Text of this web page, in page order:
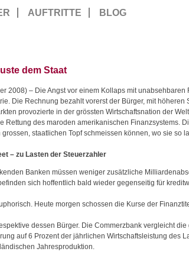
AUFTRITTE BLOG
dem Staat
2008) – Die Angst vor einem Kollaps mit
Die Rechnung bezahlt vorerst der Bürger, mit höheren
provozierte in der grössten Wirtschaftsnation der
Rettung des maroden amerikanischen Finanzsystems.
staatlichen Topf schmeissen können, wo sie so
– zu Lasten der Steuerzahler
Banken müssen weniger zusätzliche
sich hoffentlich bald wieder gegenseitig für
Heute morgen schossen die Kurse der
dessen Bürger. Die Commerzbank vergleicht
auf 6 Prozent der jährlichen Wirtschaftsleistung des
Jahresproduktion.